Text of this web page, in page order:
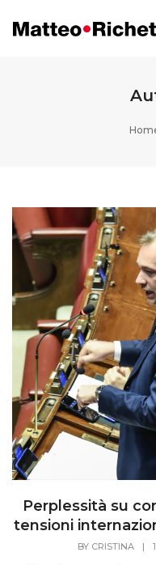
Perplessità su
tensioni
BY CRISTINA |